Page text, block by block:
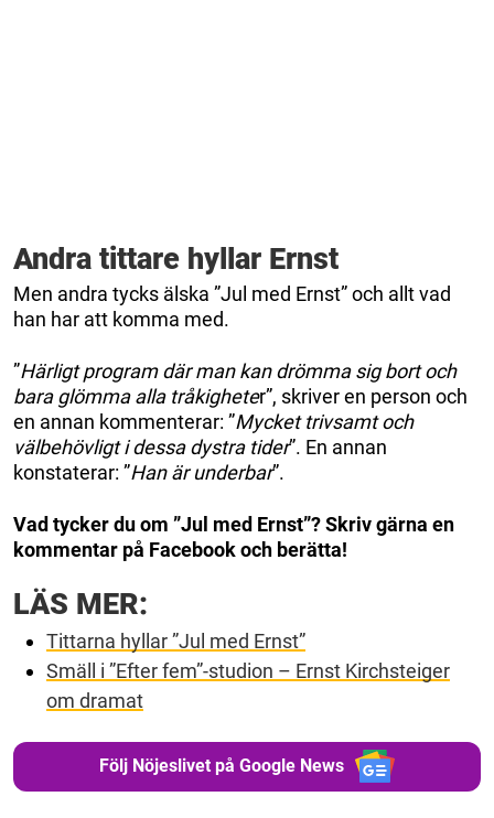
Andra tittare hyllar Ernst
Men andra tycks älska ”Jul med Ernst” och allt vad
han har att komma med.
”Härligt program där man kan drömma sig bort och
bara glömma alla tråkigheter”, skriver en person och
en annan kommenterar: ”Mycket trivsamt och
välbehövligt i dessa dystra tider”. En annan
konstaterar: ”Han är underbar”.
Vad tycker du om ”Jul med Ernst”? Skriv gärna en
kommentar på Facebook och berätta!
LÄS MER:
Tittarna hyllar ”Jul med Ernst”
Smäll i ”Efter fem”-studion – Ernst Kirchsteiger
om dramat
Följ Nöjeslivet på Google News